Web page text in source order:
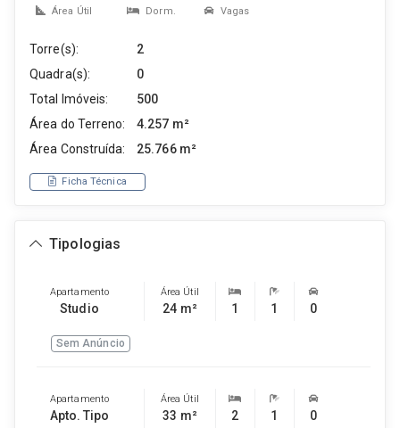
Área Útil Dorm. Vagas
Torre(s):
2
Quadra(s):
0
Total Imóveis:
500
Área do Terreno:
4.257 m²
Área Construída:
25.766 m²
Ficha Técnica
Tipologias
Apartamento
Studio
Área Útil
24 m² 1 1 0
Sem Anúncio
Apartamento
Apto. Tipo
Área Útil
33 m² 2 1 0